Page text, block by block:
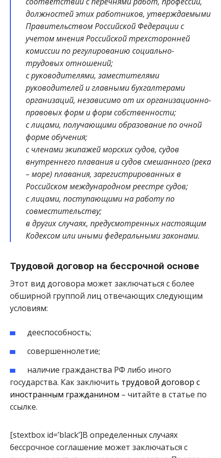
должностей этих работников, утверждаемыми
Правительством Российской Федерации с
учетом мнения Российской трехсторонней
комиссии по регулированию социально-
трудовых отношений;
с руководителями, заместителями
руководителей и главными бухгалтерами
организаций, независимо от их организационно-
правовых форм и форм собственности;
с лицами, получающими образование по очной
форме обучения;
с членами экипажей морских судов, судов
внутреннего плавания и судов смешанного (река
– море) плавания, зарегистрированных в
Российском международном реестре судов;
с лицами, поступающими на работу по
совместительству;
в других случаях, предусмотренных настоящим
Кодексом или иными федеральными законами.
Трудовой договор на бессрочной основе
Этот вид договора может заключаться с более
обширной группой лиц отвечающих следующим
условиям:
дееспособность;
совершеннолетие;
наличие гражданства РФ либо иного
государства. Как заключить трудовой договор с
иностранным гражданином – читайте в статье по
ссылке.
[stextbox id=’black’]В определенных случаях
бессрочное соглашение может заключаться с